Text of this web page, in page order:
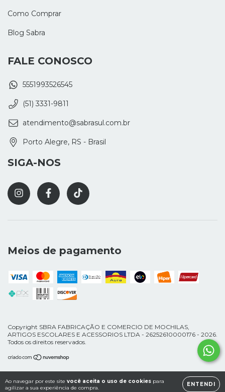
Ao navegar por este site você aceita o uso de cookies para
agilizar a sua experiência de compra.
ENTENDI
Como Comprar
Blog Sabra
FALE CONOSCO
5551993526545
(51) 3331-9811
atendimento@sabrasul.com.br
Porto Alegre, RS - Brasil
SIGA-NOS
Meios de pagamento
Copyright SBRA FABRICAÇÃO E COMERCIO DE MOCHILAS,
ARTIGOS ESCOLARES E ACESSORIOS LTDA - 26252610000176 - 2026.
Todos os direitos reservados.